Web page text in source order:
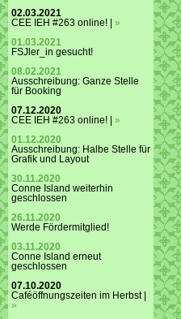
02.03.2021
CEE IEH #263 online! | »
01.03.2021
FSJler_in gesucht!
08.02.2021
Ausschreibung: Ganze Stelle
für Booking
07.12.2020
CEE IEH #263 online! | »
01.12.2020
Ausschreibung: Halbe Stelle für
Grafik und Layout
30.11.2020
Conne Island weiterhin
geschlossen
26.11.2020
Werde Fördermitglied!
03.11.2020
Conne Island erneut
geschlossen
07.10.2020
Caféöffnungszeiten im Herbst |
»